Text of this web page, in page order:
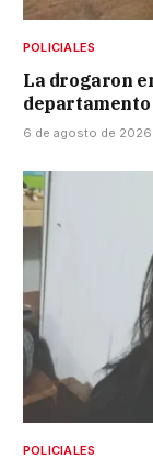
POLICIALES
La drogaron
6 de agosto de 2026
POLICIALES